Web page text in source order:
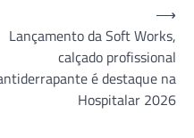
Lançamento da Soft Works,
calçado profissional
é destaque na
Hospitalar 2026
⟶